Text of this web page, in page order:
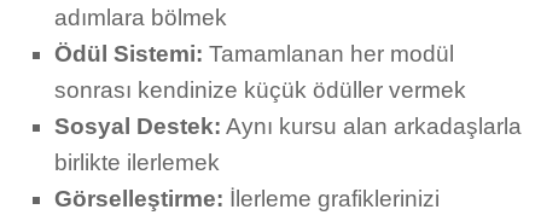
adımlara bölmek
Ödül Sistemi: Tamamlanan her modül
sonrası kendinize küçük ödüller vermek
Sosyal Destek: Aynı kursu alan arkadaşlarla
birlikte ilerlemek
Görselleştirme: İlerleme grafiklerinizi